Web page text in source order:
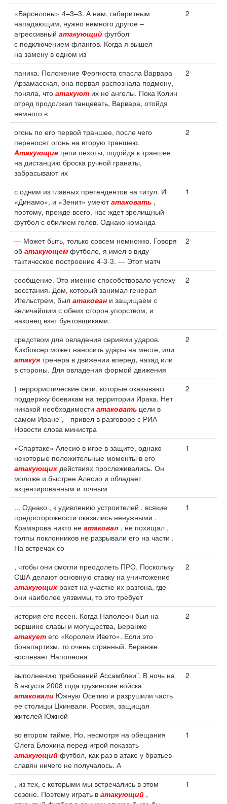
«Барселоны» 4–3–3. А нам, габаритным
нападающим, нужно немного другое –
агрессивный атакующий футбол
с подключением флангов. Когда я вышел
на замену в одном из
2
паника. Положение Феогноста спасла Варвара
Арзамасская, она первая распознала подмену,
поняла, что атакуют их не ангелы. Пока Колин
отряд продолжал танцевать, Варвара, отойдя
немного в
2
огонь по его первой траншее, после чего
переносят огонь на вторую траншею.
Атакующие цепи пехоты, подойдя к траншее
на дистанцию броска ручной гранаты,
забрасывают их
2
с одним из главных претендентов на титул. И
«Динамо», и «Зенит» умеютатаковать ,
поэтому, прежде всего, нас ждет зрелищный
футбол с обилием голов. Однако команда
1
— Может быть, только совсем немножко. Говоря
об атакующем футболе, я имел в виду
тактическое построение 4-3-3. — Этот матч
2
сообщение. Это именно способствовало успеху
восстания. Дом, который занимал генерал
Игельстрем, был атакован и защищаем с
величайшим с обеих сторон упорством, и
наконец взят бунтовщиками.
2
средством для овладения сериями ударов.
Кикбоксер может наносить удары на месте, или
атакуя тренера в движении вперед, назад или
в стороны. Для овладения формой движения
2
) террористические сети, которые оказывают
поддержку боевикам на территории Ирака. Нет
никакой необходимости атаковать цели в
самом Иране", - привел в разговоре с РИА
Новости слова министра
2
«Спартаке» Алесио в игре в защите, однако
некоторые положительные моменты в его
атакующих действиях прослеживались. Он
моложе и быстрее Алесио и обладает
акцентированным и точным
1
... Однако , к удивлению устроителей , всякие
предосторожности оказались ненужными .
Крамарова никто не атаковал , не похищал ,
толпы поклонников не разрывали его на части .
На встречах со
1
, чтобы они смогли преодолеть ПРО. Поскольку
США делают основную ставку на уничтожение
атакующих ракет на участке их разгона, где
они наиболее уязвимы, то это требует
2
история его песен. Когда Наполеон был на
вершине славы и могущества, Беранже
атакует его «Королем Ивето». Если это
бонапартизм, то очень странный. Беранже
воспевает Наполеона
2
выполнению требований Ассамблеи". В ночь на
8 августа 2008 года грузинские войска
атаковали Южную Осетию и разрушили часть
ее столицы Цхинвали. Россия, защищая
жителей Южной
2
во втором тайме. Но, несмотря на обещания
Олега Блохина перед игрой показать
атакующий футбол, как раз в атаке у братьев-
славян ничего не получалось. А
1
, из тех, с которыми мы встречались в этом
сезоне. Поэтому играть в атакующий ,
1